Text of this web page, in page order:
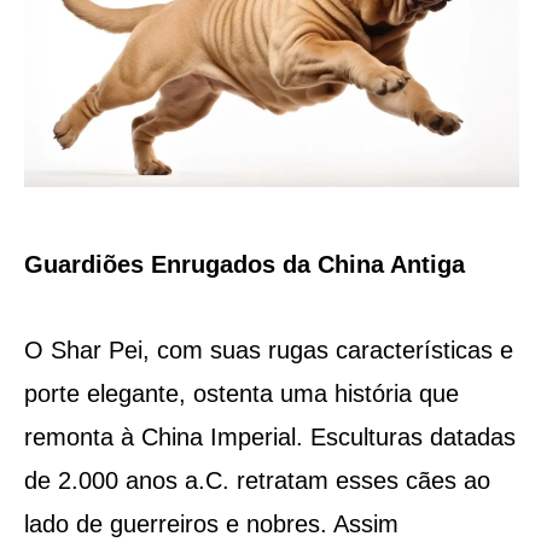
Guardiões Enrugados da China Antiga
O Shar Pei, com suas rugas características e
porte elegante, ostenta uma história que
remonta à China Imperial. Esculturas datadas
de 2.000 anos a.C. retratam esses cães ao
lado de guerreiros e nobres. Assim